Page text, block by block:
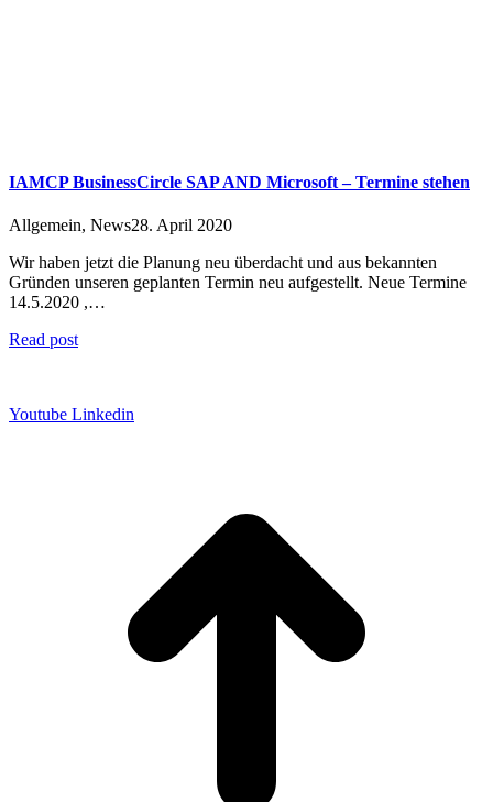
IAMCP BusinessCircle SAP AND Microsoft – Termine stehen
Allgemein, News28. April 2020
Wir haben jetzt die Planung neu überdacht und aus bekannten
Gründen unseren geplanten Termin neu aufgestellt. Neue Termine
14.5.2020 ,…
Read post
Youtube Linkedin